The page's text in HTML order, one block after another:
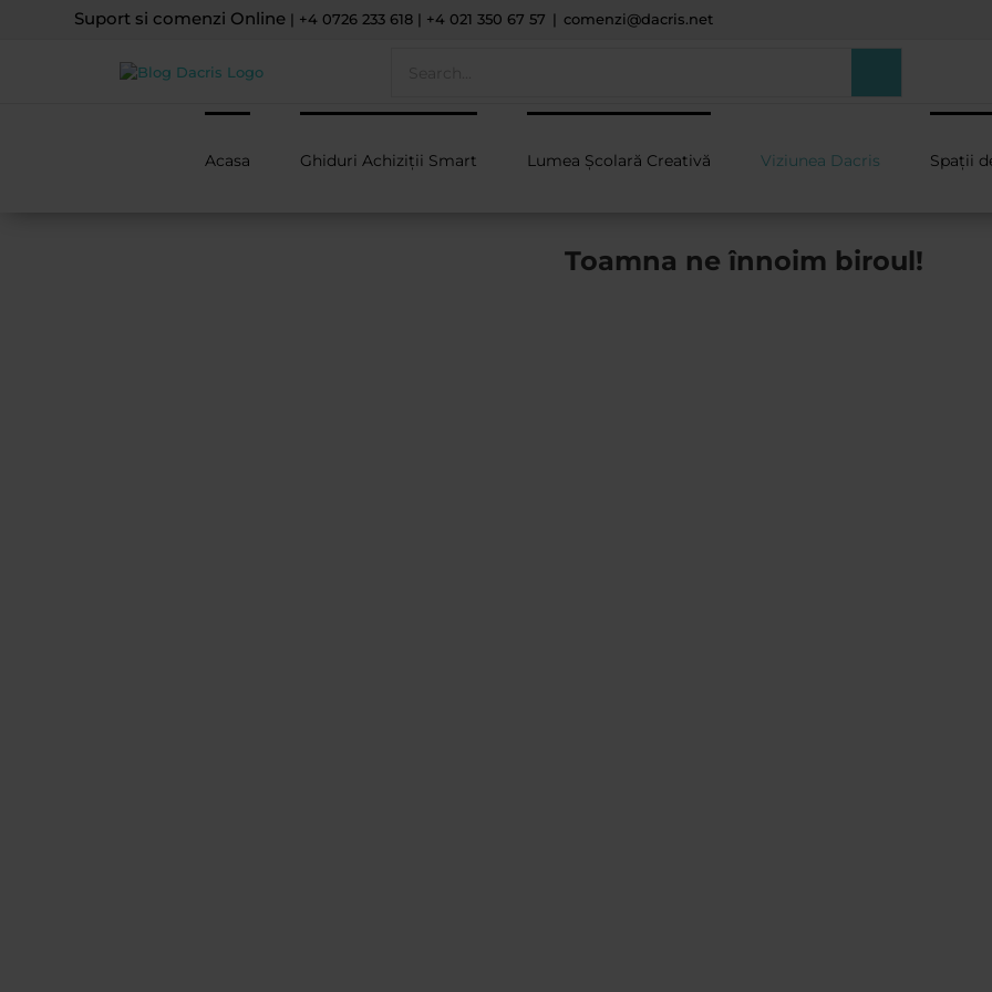
Suport si comenzi Online | +4 0726 233 618 | +4 021 350 67 57 | comenzi@dacris.net
Acasa Ghiduri Achiziții Smart Lumea Școlară Creativă Viziunea Dacris Spații
Toamna ne înnoim biroul!